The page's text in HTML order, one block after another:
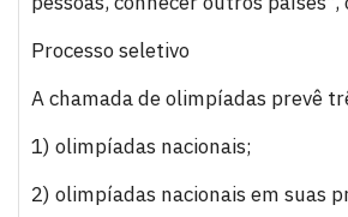
Processo seletivo
A chamada de olimpíadas prevê
1) olimpíadas nacionais;
2) olimpíadas nacionais em suas